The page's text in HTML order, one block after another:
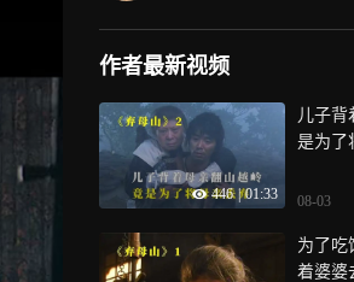
作者最新视频
446 | 01:33
儿子背
是为了
08-03
为了吃
着婆婆